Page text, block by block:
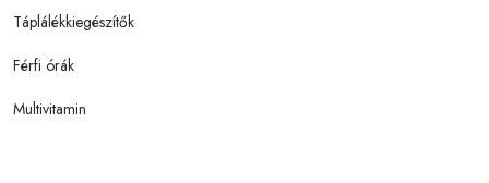
Táplálékkiegészítők
Férfi órák
Multivitamin